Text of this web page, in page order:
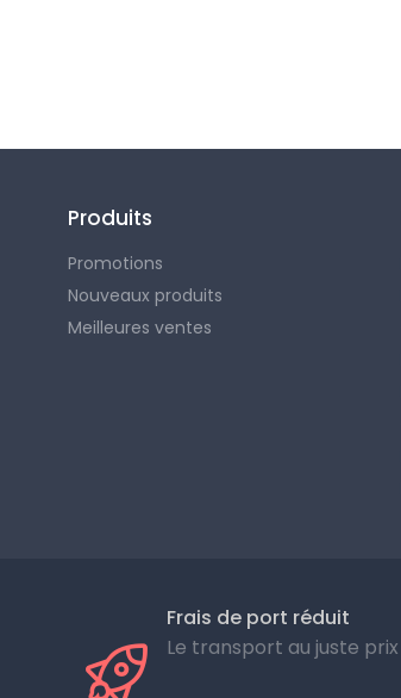
Produits
Promotions
Nouveaux produits
Meilleures ventes
Frais de port réduit
Le transport au juste prix